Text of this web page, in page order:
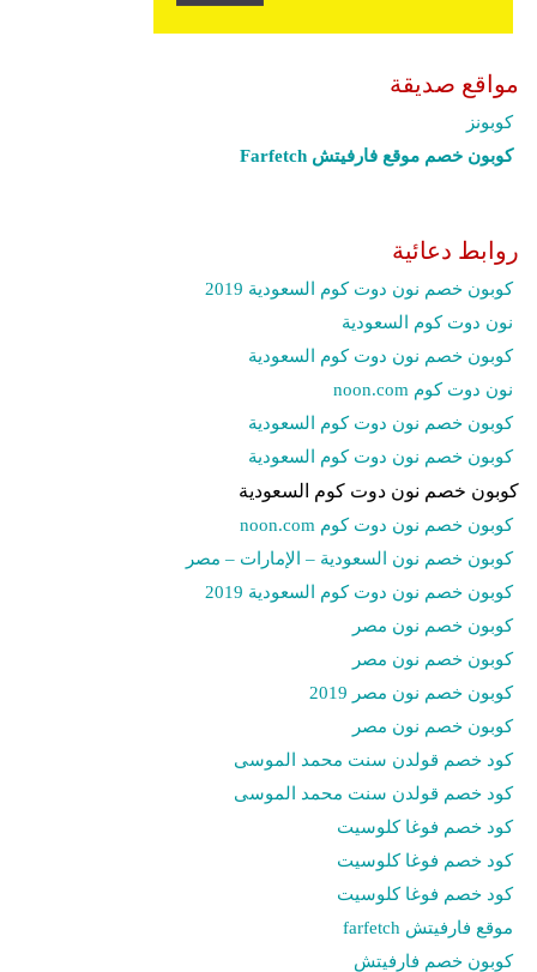
مواقع صديقة
كوبونز
كوبون خصم موقع فارفيتش Farfetch‎
روابط دعائية
كوبون خصم نون دوت كوم السعودية 2019
نون دوت كوم السعودية
كوبون خصم نون دوت كوم السعودية
نون دوت كوم noon.com
كوبون خصم نون دوت كوم السعودية
كوبون خصم نون دوت كوم السعودية
كوبون خصم نون دوت كوم السعودية
كوبون خصم نون دوت كوم noon.com
كوبون خصم نون السعودية – الإمارات – مصر
كوبون خصم نون دوت كوم السعودية 2019
كوبون خصم نون مصر
كوبون خصم نون مصر
كوبون خصم نون مصر 2019
كوبون خصم نون مصر
كود خصم قولدن سنت محمد الموسى
كود خصم قولدن سنت محمد الموسى
كود خصم فوغا كلوسيت
كود خصم فوغا كلوسيت
كود خصم فوغا كلوسيت
موقع فارفيتش farfetch
كوبون خصم فارفيتش